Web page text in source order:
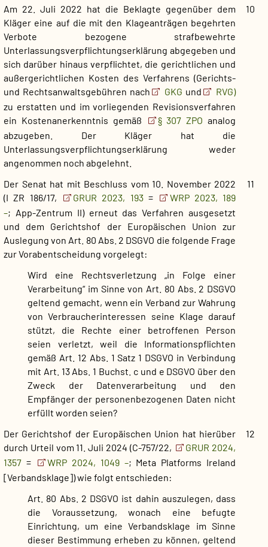
10
Am 22. Juli 2022 hat die Beklagte gegenüber dem
Kläger eine auf die mit den Klageanträgen begehrten
Verbote bezogene strafbewehrte
Unterlassungsverpflichtungserklärung abgegeben und
sich darüber hinaus verpflichtet, die gerichtlichen und
außergerichtlichen Kosten des Verfahrens (Gerichts-
und Rechtsanwaltsgebühren nach
GKG und
RVG)
zu erstatten und im vorliegenden Revisionsverfahren
ein Kostenanerkenntnis gemäß
§ 307 ZPO analog
abzugeben. Der Kläger hat die
Unterlassungsverpflichtungserklärung weder
angenommen noch abgelehnt.
11
Der Senat hat mit Beschluss vom 10. November 2022
(I ZR 186/17,
GRUR 2023, 193=
WRP 2023, 189
–; App-Zentrum II) erneut das Verfahren ausgesetzt
und dem Gerichtshof der Europäischen Union zur
Auslegung von Art. 80 Abs. 2 DSGVO die folgende Frage
zur Vorabentscheidung vorgelegt:
Wird eine Rechtsverletzung „in Folge einer
Verarbeitung“ im Sinne von Art. 80 Abs. 2 DSGVO
geltend gemacht, wenn ein Verband zur Wahrung
von Verbraucherinteressen seine Klage darauf
stützt, die Rechte einer betroffenen Person
seien verletzt, weil die Informationspflichten
gemäß Art. 12 Abs. 1 Satz 1 DSGVO in Verbindung
mit Art. 13 Abs. 1 Buchst. c und e DSGVO über den
Zweck der Datenverarbeitung und den
Empfänger der personenbezogenen Daten nicht
erfüllt worden seien?
12
Der Gerichtshof der Europäischen Union hat hierüber
durch Urteil vom 11. Juli 2024 (C-757/22,
GRUR 2024,
1357 = WRP 2024, 1049 –; Meta Platforms Ireland
[Verbandsklage]) wie folgt entschieden:
Art. 80 Abs. 2 DSGVO ist dahin auszulegen, dass
die Voraussetzung, wonach eine befugte
Einrichtung, um eine Verbandsklage im Sinne
dieser Bestimmung erheben zu können, geltend